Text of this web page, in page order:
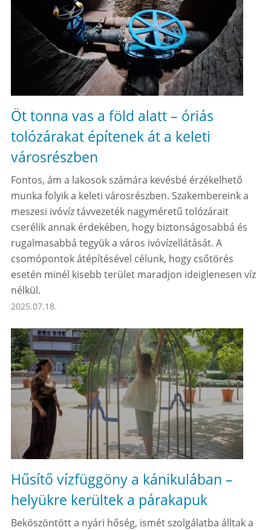
Öt tonna vas a föld alatt – óriás
tolózárakat építenek át a keleti
városrészben
Fontos, ám a lakosok számára kevésbé érzékelhető
munka folyik a keleti városrészben. Szakembereink a
meszesi ivóvíz távvezeték nagyméretű tolózárait
cserélik annak érdekében, hogy biztonságosabbá és
rugalmasabbá tegyük a város ivóvízellátását. A
csomópontok átépítésével célunk, hogy csőtörés
esetén minél kisebb terület maradjon ideiglenesen víz
nélkül.
2025.07.18.
Hűsítő vízfüggöny a kánikulában –
helyükre kerültek a párakapuk
Beköszöntött a nyári hőség, ismét szolgálatba álltak a